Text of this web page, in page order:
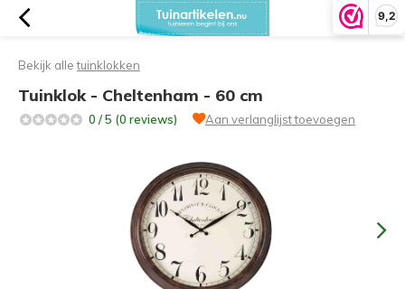
9,2
Bekijk alletuinklokken
Tuinklok - Cheltenham - 60 cm
0 / 5 (0 reviews) Aan verlanglijst toevoegen